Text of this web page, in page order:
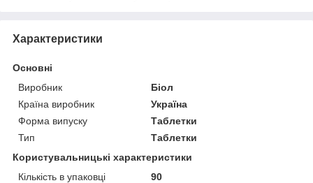
Характеристики
Основні
Виробник
Біол
Країна виробник
Україна
Форма випуску
Таблетки
Тип
Таблетки
Користувальницькі характеристики
Кількість в упаковці
90